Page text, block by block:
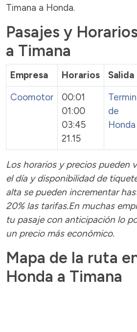
Timana a Honda.
Pasajes y
a Timana
Empresa Horarios Salida
Coomotor
00:01
01:00
03:45
21.15
de
Honda
Los horarios y precios pueden
el día y disponibilidad de
alta se pueden incrementar
20% las tarifas.En muchas
tu pasaje con anticipación lo
un precio más económico.
Mapa de la ruta
Honda a Timana